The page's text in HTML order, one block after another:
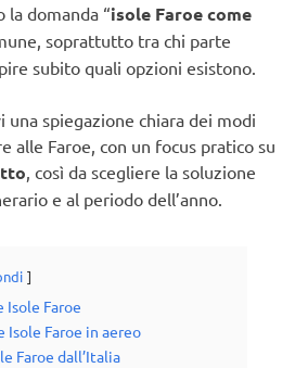
la domanda “isole Faroe come
soprattutto tra chi parte
subito quali opzioni esistono.
una spiegazione chiara dei modi
alle Faroe, con un focus pratico su
, così da scegliere la soluzione
e al periodo dell’anno.
Isole Faroe
Isole Faroe in aereo
Faroe dall’Italia